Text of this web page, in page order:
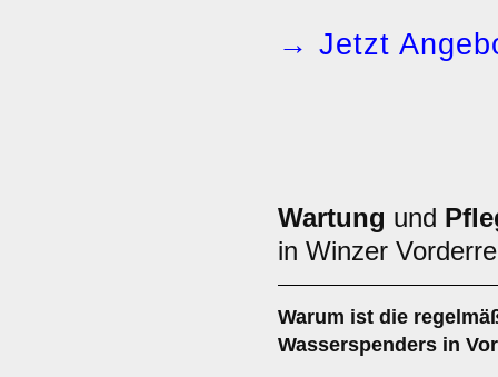
→ Jetzt
Wartung und
in Winzer
Warum ist die
Wasserspenders in